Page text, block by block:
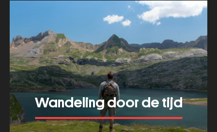
maar
stuk
rots
Wandeling door de tijd